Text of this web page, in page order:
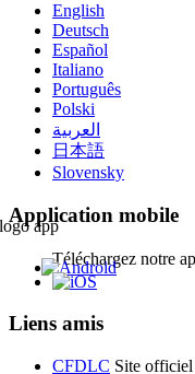
English
Deutsch
Español
Italiano
Português
Polski
العربية
日本語
Slovensky
Application mobile
Téléchargez notre
Liens amis
CFDLC Site